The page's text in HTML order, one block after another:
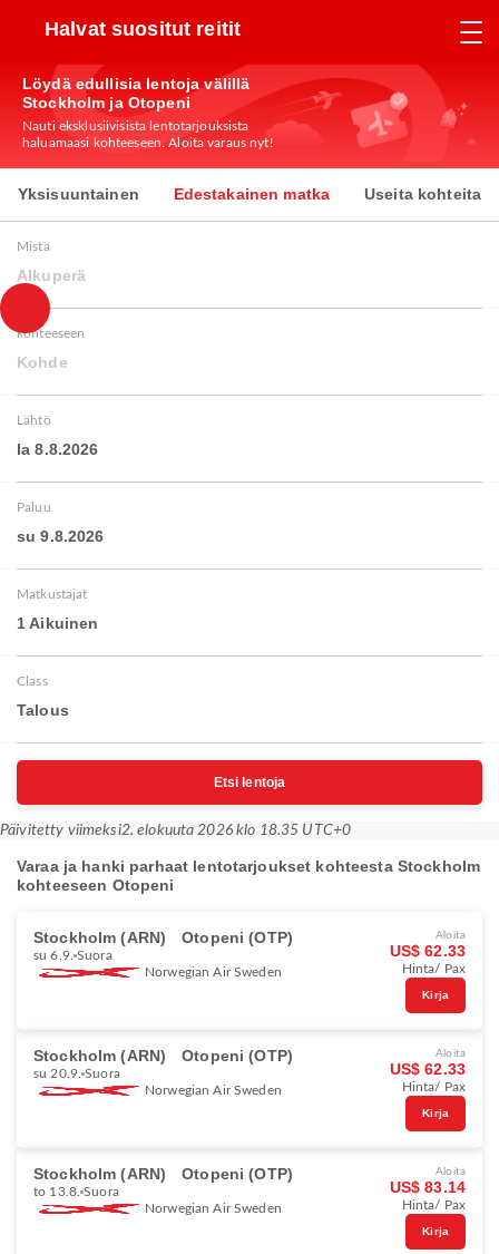
Halvat suositut reitit
Löydä edullisia lentoja välillä
Stockholm ja Otopeni
Nauti eksklusiivisista lentotarjouksista
haluamaasi kohteeseen. Aloita varaus nyt!
Yksisuuntainen Edestakainen matka Useita kohteita
Mistä
Alkuperä
kohteeseen
Kohde
Lähtö
la 8.8.2026
Paluu
su 9.8.2026
Matkustajat
1 Aikuinen
Class
Talous
Etsi lentoja
Päivitetty viimeksi2. elokuuta 2026 klo 18.35 UTC+0
Varaa ja hanki parhaat lentotarjoukset kohteesta Stockholm
kohteeseen Otopeni
Stockholm (ARN) Otopeni (OTP)
su 6.9. Suora
Norwegian Air Sweden
Aloita
US$ 62.33
Hinta/ Pax
Kirja
Stockholm (ARN) Otopeni (OTP)
su 20.9. Suora
Norwegian Air Sweden
Aloita
US$ 62.33
Hinta/ Pax
Kirja
Stockholm (ARN) Otopeni (OTP)
to 13.8. Suora
Norwegian Air Sweden
Aloita
US$ 83.14
Hinta/ Pax
Kirja